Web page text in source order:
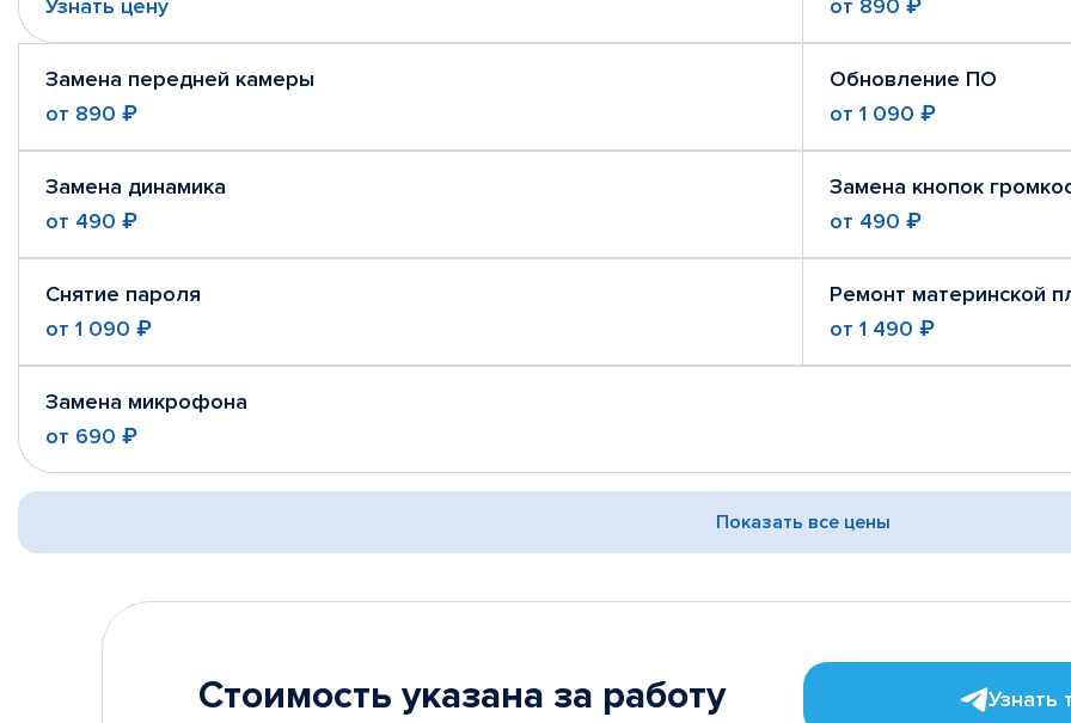
Узнать цену
от 890 ₽
Замена передней камеры
от 890 ₽
Обновление ПО
от 1 090 ₽
Замена динамика
от 490 ₽
Замена кнопок
от 490 ₽
Снятие пароля
от 1 090 ₽
Ремонт материнской
от 1 490 ₽
Замена микрофона
от 690 ₽
Показать все цены
Стоимость указана за работу Узнать